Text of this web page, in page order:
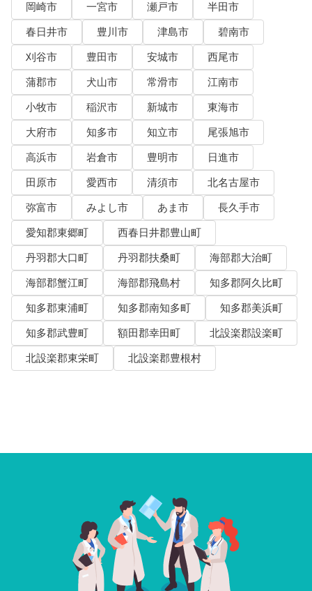
岡崎市
一宮市 瀬戸市
半田市
春日井市
豊川市 津島市
碧南市
刈谷市
豊田市 安城市
西尾市
蒲郡市
犬山市 常滑市
江南市
小牧市
稲沢市 新城市
東海市
大府市
知多市 知立市
尾張旭市
高浜市
岩倉市 豊明市
日進市
田原市
愛西市 清須市
北名古屋市
弥富市
みよし市 あま市
長久手市
愛知郡東郷町
西春日井郡豊山町
丹羽郡大口町
丹羽郡扶桑町
海部郡大治町
海部郡蟹江町
海部郡飛島村
知多郡阿久比町
知多郡東浦町
知多郡南知多町
知多郡美浜町
知多郡武豊町
額田郡幸田町
北設楽郡設楽町
北設楽郡東栄町
北設楽郡豊根村